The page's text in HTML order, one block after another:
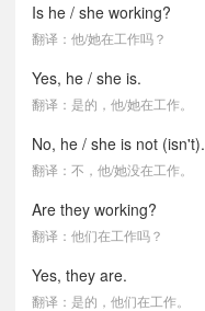
Is he / she working?
翻译：他/她在工作吗？
Yes, he / she is.
翻译：是的，他/她在工作。
No, he / she is not (isn't).
翻译：不，他/她没在工作。
Are they working?
翻译：他们在工作吗？
Yes, they are.
翻译：是的，他们在工作。